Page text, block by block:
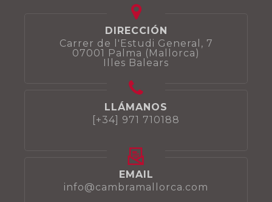
DIRECCIÓN
Carrer de l'Estudi General, 7
07001 Palma (Mallorca)
Illes Balears
LLÁMANOS
[+34] 971 710188
EMAIL
info@cambramallorca.com